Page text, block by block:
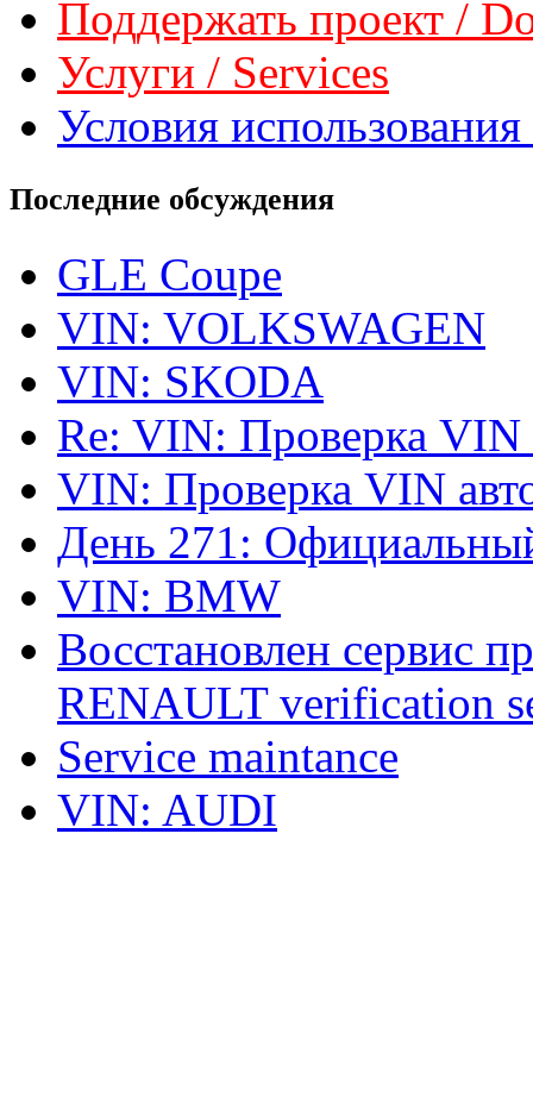
Поддержать проект /
Услуги / Services
Условия
Последние обсуждения
GLE Coupe
VIN: VOLKSWAGEN
VIN: SKODA
Re: VIN: Проверка VIN
VIN: Проверка VIN
День 271:
VIN: BMW
Восстановлен сервис
RENAULT verification
Service maintance
VIN: AUDI